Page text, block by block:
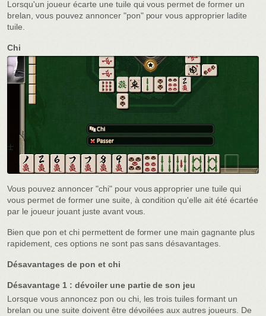
Lorsqu'un joueur écarte une tuile qui vous permet de former un
brelan, vous pouvez annoncer "pon" pour vous approprier ladite
tuile.
Chi
Vous pouvez annoncer "chi" pour vous approprier une tuile qui
vous permet de former une suite, à condition qu'elle ait été écartée
par le joueur jouant juste avant vous.
Bien que pon et chi permettent de former une main gagnante plus
rapidement, ces options ne sont pas sans désavantages.
Désavantages de pon et chi
Désavantage 1 : dévoiler une partie de son jeu
Lorsque vous annoncez pon ou chi, les trois tuiles formant un
brelan ou une suite doivent être dévoilées aux autres joueurs. De